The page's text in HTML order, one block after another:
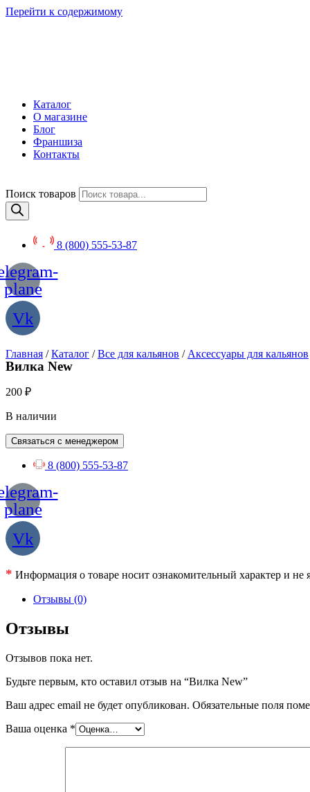
Перейти к содержимому
Каталог
О магазине
Блог
Франшиза
Контакты
Поиск товаров
8 (800) 555-53-87
plane
Vk
Главная /Каталог /Все для кальянов / Аксессуары для кальянов
Вилка New
200 ₽
В наличии
Связаться с менеджером
8 (800) 555-53-87
plane
Vk
* Информация о товаре носит ознакомительный характер и не
Отзывы (0)
Отзывы
Отзывов пока нет.
Будьте первым, кто оставил отзыв на “Вилка New”
Ваш адрес email не будет опубликован. Обязательные поля
Ваша оценка *